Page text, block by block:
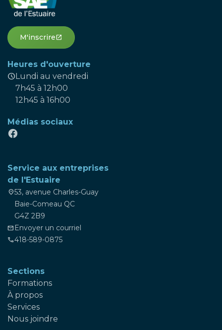
M'inscrireopen_in_new
Heures d'ouverture
scheduleLundi au vendredi
7h45 à 12h00
12h45 à 16h00
Médias sociaux
Service aux entreprises
de l'Estuaire
location_on53, avenue Charles-Guay
Baie-Comeau QC
G4Z 2B9
mail Envoyer un courriel
phone418-589-0875
Sections
Formations
À propos
Services
Nous joindre